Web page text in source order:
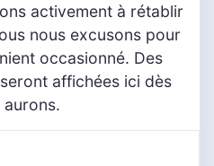
activement à rétablir
nous excusons pour
occasionné. Des
affichées ici dès
aurons.